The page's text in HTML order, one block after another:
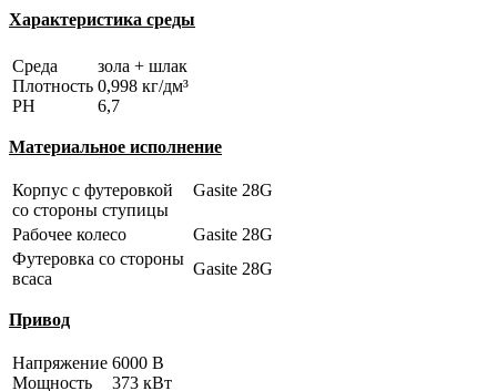
Характеристика среды
Среда
Плотность
РН
зола + шлак
0,998 кг/дм³
6,7
Материальное исполнение
Корпус с футеровкой
со стороны ступицы
Gasite 28G
Рабочее колесо
Gasite 28G
Футеровка со стороны
всаса
Gasite 28G
Привод
Напряжение
Мощность
6000 В
373 кВт